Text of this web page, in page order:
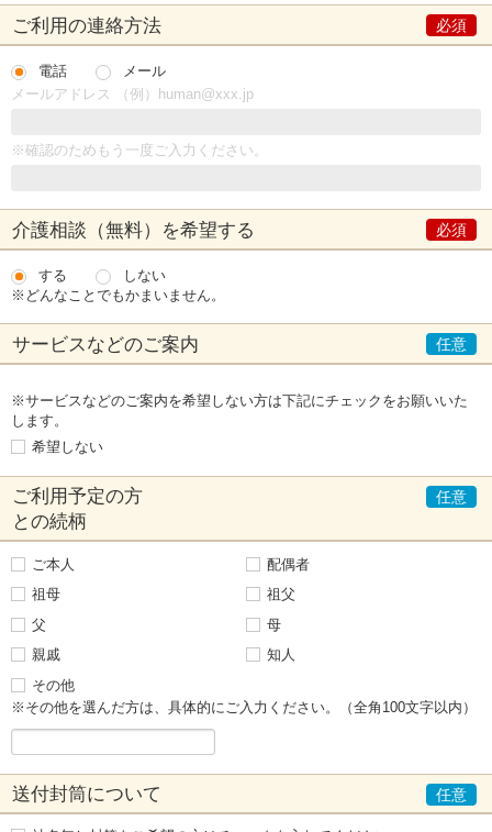
ご利用の連絡方法
電話
メール
メールアドレス （例）human@xxx.jp
※確認のためもう一度ご入力ください。
介護相談（無料） を希望する
する
しない
※どんなことでもかまいません。
サービスなどのご案内
※サービスなどのご案内を希望しない方は下記にチェックをお願いいた
します。
希望しない
ご利用予定の方
との続柄
ご本人
配偶者
祖母
祖父
父
母
親戚
知人
その他
※その他を選んだ方は、具体的にご入力ください。（全角100文字以内）
送付封筒について